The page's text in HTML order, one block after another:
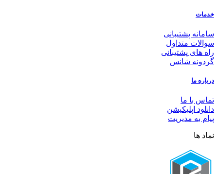
خدمات
سامانه پشتیبانی
سوالات متداول
راه های پشتیبانی
گردونه شانس
درباره ما
تماس با ما
دانلود اپلیکیشن
پیام به مدیریت
نماد ها